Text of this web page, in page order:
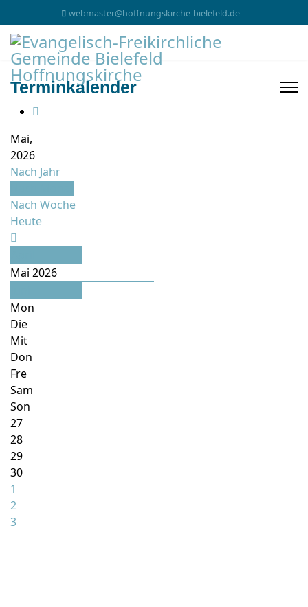
webmaster@hoffnungskirche-bielefeld.de
Terminkalender
Mai,
2026
Nach Jahr
Nach Woche
Heute
Mai 2026
Mon
Die
Mit
Don
Fre
Sam
Son
27
28
29
30
1
2
3